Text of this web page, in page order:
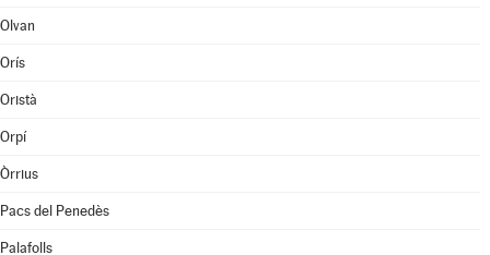
Olvan
Orís
Oristà
Orpí
Òrrius
Pacs del Penedès
Palafolls